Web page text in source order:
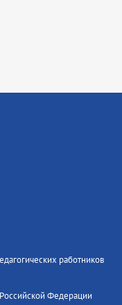
работников
Федерации